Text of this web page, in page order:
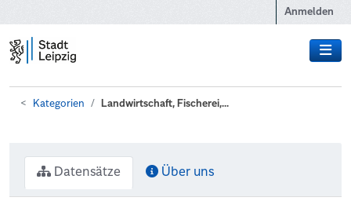
Anmelden
Kategorien Landwirtschaft, Fischerei,...
Datensätze Über uns